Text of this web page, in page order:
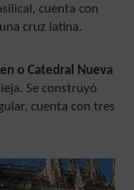
cuenta con
cruz latina.
o Catedral Nueva
Se construyó
cuenta con tres